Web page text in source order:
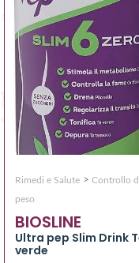
Rimedi e Salute > Controllo
peso
BIOSLINE
Ultra pep Slim Drink
verde